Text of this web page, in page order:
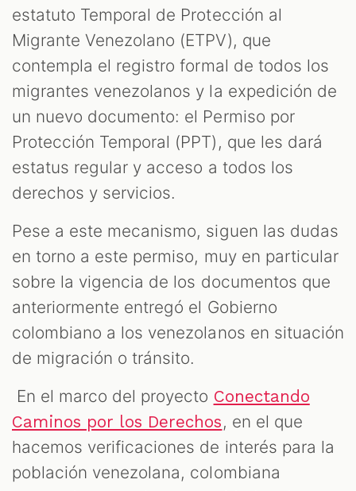
estatuto Temporal de Protección al
Migrante Venezolano (ETPV), que
contempla el registro formal de todos los
migrantes venezolanos y la expedición de
un nuevo documento: el Permiso por
Protección Temporal (PPT), que les dará
estatus regular y acceso a todos los
derechos y servicios.
Pese a este mecanismo, siguen las dudas
en torno a este permiso, muy en particular
sobre la vigencia de los documentos que
anteriormente entregó el Gobierno
colombiano a los venezolanos en situación
de migración o tránsito.
En el marco del proyecto Conectando
Caminos por los Derechos, en el que
hacemos verificaciones de interés para la
población venezolana, colombiana